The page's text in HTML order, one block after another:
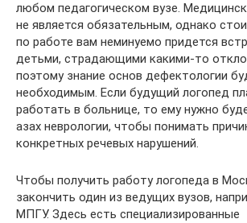
любом педагогическом вузе.
не является обязательным, однако
по работе вам неминуемо придется
детьми, страдающими какими-то
поэтому знание основ дефектологии
необходимым. Если будущий логопед
работать в больнице, то ему нужно
азах неврологии, чтобы понимать
конкретных речевых нарушений.
Чтобы получить работу логопеда в
закончить один из ведущих вузов,
МПГУ. Здесь есть специализированные